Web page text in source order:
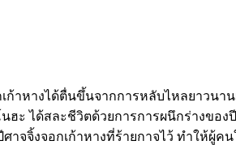
าหางได้ตื่นขึ้นจากการหลับไหลยาวนา
ได้สละชีวิตด้วยการการผนึกร่างของ
จิ้งจอกเก้าหางที่ร้ายกาจไว้ ทำให้ผู้ค